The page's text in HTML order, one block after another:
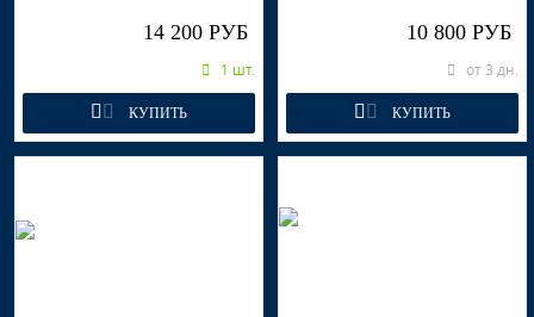
14 200 РУБ
1 шт.
КУПИТЬ
10 800 РУБ
от 3 дн.
КУПИТЬ